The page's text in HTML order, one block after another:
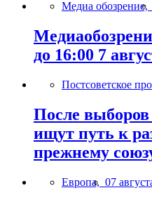
Медиа обозрение,
до 16:00 7
Постсоветское
После
ищут путь к
прежнему
Европа, 07